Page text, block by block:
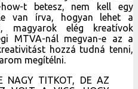
how-t betesz, nem kell egy
van írva, hogyan lehet a
magyarok elég kreatívok
MTVA-nál megvan-e az a
hozzá tudná tenni,
megítélni.
NAGY TITKOT, DE AZ